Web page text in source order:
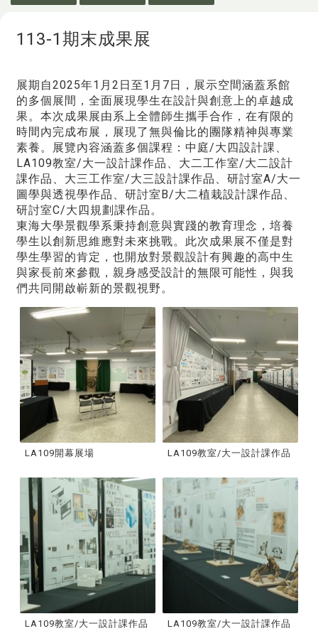
113-1期末成果展
展期自2025年1月2日至1月7日，展示空間涵蓋系館
的多個展間，全面展現學生在設計與創意上的卓越成
果。本次成果展由系上全體師生攜手合作，在有限的
時間內完成布展，展現了無與倫比的團隊精神與專業
素養。展覽內容涵蓋多個課程：中庭/大四設計課、
LA109教室/大一設計課作品、大二工作室/大二設計
課作品、大三工作室/大三設計課作品、研討室A/大一
圖學與透視學作品、研討室B/大二植栽設計課作品、
研討室C/大四規劃課作品。
東海大學景觀學系秉持創意與實踐的教育理念，培養
學生以創新思維應對未來挑戰。此次成果展不僅是對
學生學習的肯定，也開放對景觀設計有興趣的高中生
與家長前來參觀，親身感受設計的無限可能性，與我
們共同開啟嶄新的景觀視野。
LA109開幕展場 LA109教室/大一設計課作品
LA109教室/大一設計課作品 LA109教室/大一設計課作品